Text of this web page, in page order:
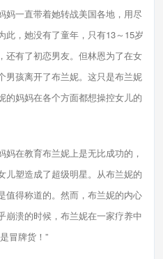
妈一直带着她转战美国各地，用尽
此，她没有了童年，只有13～15岁
还有了初恋男友。但林恩为了在女
男孩离开了布兰妮。这只是布兰妮
的妈妈在各个方面都想操控女儿的
在教育布兰妮上是无比成功的，
儿塑造成了超级明星。从布兰妮的
值得称道的。然而，布兰妮的内心
崩溃的时候，布兰妮在一家疗养中
冒牌货！”